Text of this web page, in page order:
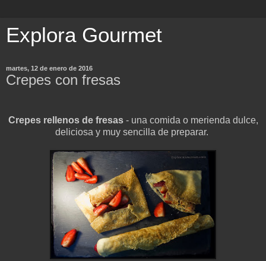
Explora Gourmet
martes, 12 de enero de 2016
Crepes con fresas
Crepes rellenos de fresas- una comida o merienda dulce,
deliciosa y muy sencilla de preparar.